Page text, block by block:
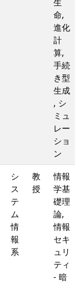
命,
進化
計
算,
手続
き型
生成
, シ
ミュ
レー
ショ
ン
シ
ス
テ
ム
情
報
系
教
授
情報
学基
礎理
論,
情報
セキ
ュリ
ティ
- 暗